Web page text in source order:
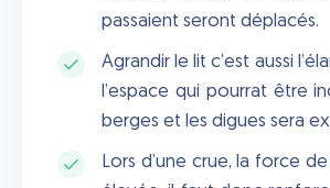
passaient seront déplacés.
Agrandir le lit c’est aussi
l’espace qui pourrat être
berges et les digues sera
Lors d’une crue, la force